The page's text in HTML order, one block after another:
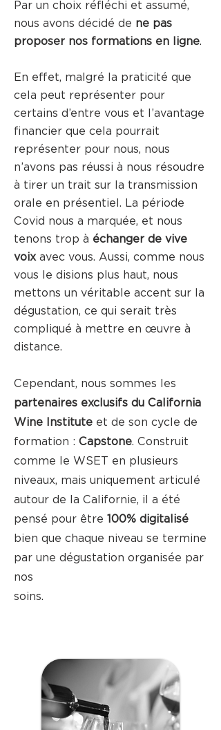
Par un choix réfléchi et assumé,
nous avons décidé de ne pas
proposer nos formations en ligne.
En effet, malgré la praticité que
cela peut représenter pour
certains d’entre vous et l’avantage
financier que cela pourrait
représenter pour nous, nous
n’avons pas réussi à nous résoudre
à tirer un trait sur la transmission
orale en présentiel. La période
Covid nous a marquée, et nous
tenons trop à échanger de vive
voixavec vous. Aussi, comme nous
vous le disions plus haut, nous
mettons un véritable accent sur la
dégustation, ce qui serait très
compliqué à mettre en œuvre à
distance.
Cependant, nous sommes les
partenaires exclusifs du California
Wine Institute et de son cycle de
formation : Capstone. Construit
comme le WSET en plusieurs
niveaux, mais uniquement articulé
autour de la Californie, il a été
pensé pour être 100% digitalisé
bien que chaque niveau se termine
par une dégustation organisée par
nos
soins.